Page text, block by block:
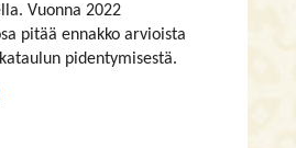
Vuonna 2022
pitää ennakko arvioista
pidentymisestä.